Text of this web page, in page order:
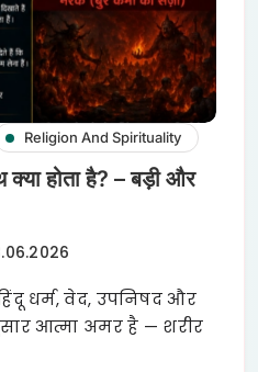
Religion And Spirituality
होता है? – बड़ी और
धर्म, वेद, उपनिषद और
आत्मा अमर है — शरीर